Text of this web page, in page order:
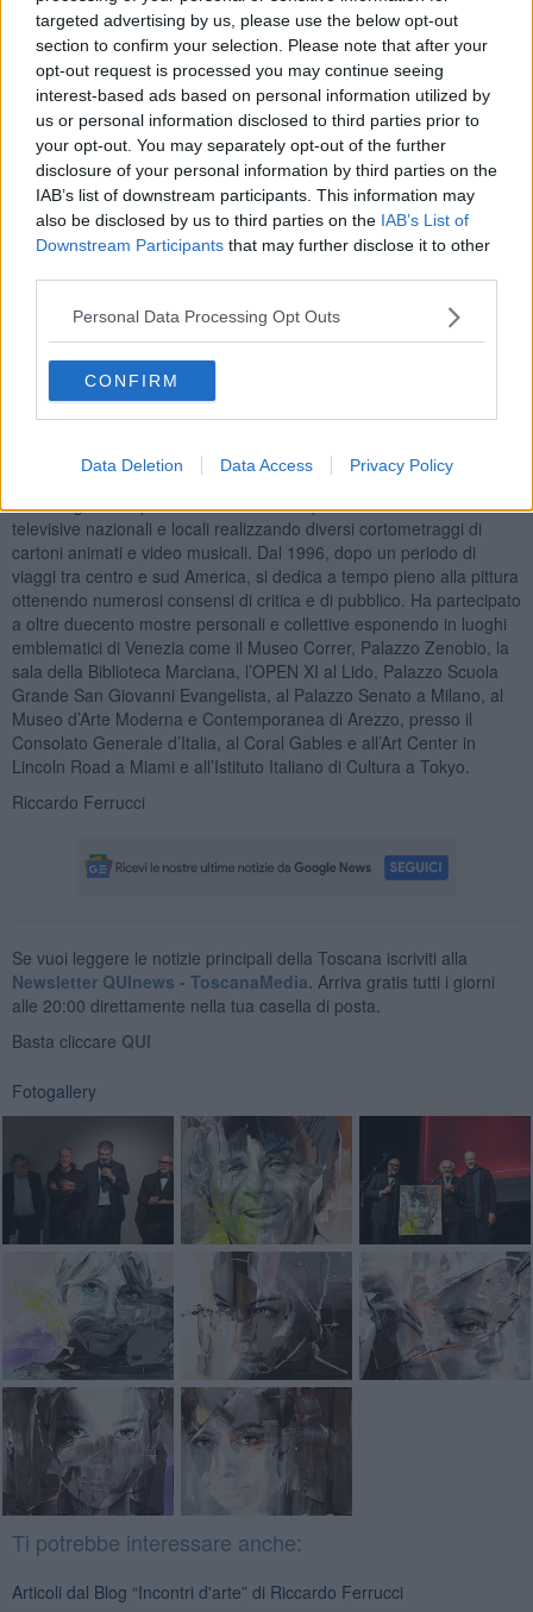
targeted advertising by us, please use the below opt-out
section to confirm your selection. Please note that after your
opt-out request is processed you may continue seeing
interest-based ads based on personal information utilized by
us or personal information disclosed to third parties prior to
your opt-out. You may separately opt-out of the further
disclosure of your personal information by third parties on the
IAB’s list of downstream participants. This information may
also be disclosed by us to third parties on the IAB’s List of
Downstream Participants that may further disclose it to other
Personal Data Processing Opt Outs
CONFIRM
Data Deletion Data Access Privacy Policy
Aspetto centrale nell’arte di Toffoletti è la sua manualità del fare,
come un sapiente artigiano riesce a cogliere tutti gli elementi che gli
offre la tecnica e le novità digitali, e questi vengono uniti ad una
ricerca minuziosa dei dettagli e della composizione, un modo di
procedere che ricorda il lavoro nelle antiche botteghe
rinascimentali. È ancora una volta un futuro che racchiude un cuore
antico e uno sguardo che ricorda il passato e la storia, da qui nasce
l’originalità di un’arte che attraversa più dimensioni strutturali, in
continua evoluzione e maturazione. I suoi quadri a volte hanno
elementi di continuità, ma puntualmente negati in sottili mutamenti
segnici e cromatici. La storia si ripete, ma cambia anche
radicalmente e i cicli pittorici diventano delicate variazioni musicali
di un’unica sinfonia: impronte digitali lasciate crescere su un
terreno infinito di geometria e bellezza.
Pier Toffolettinasce nel 1957 e, seguendo la sua precoce
passione per la pittura, nel 1976 consegue il diploma di maestro in
presso il Liceo artistico di Udine. Nel 1979 apre uno studio
pubblicitario operando come creativo in campagne pubblicitarie e
come regista di spot televisivi e video clip. Collabora con emittenti
televisive nazionali e locali realizzando diversi cortometraggi di
cartoni animati e video musicali. Dal 1996, dopo un periodo di
viaggi tra centro e sud America, si dedica a tempo pieno alla pittura
ottenendo numerosi consensi di critica e di pubblico. Ha partecipato
a oltre duecento mostre personali e collettive esponendo in luoghi
emblematici di Venezia come il Museo Correr, Palazzo Zenobio, la
sala della Biblioteca Marciana, l’OPEN XI al Lido, Palazzo Scuola
Grande San Giovanni Evangelista, al Palazzo Senato a Milano, al
Museo d’Arte Moderna e Contemporanea di Arezzo, presso il
Consolato Generale d’Italia, al Coral Gables e all’Art Center in
Lincoln Road a Miami e all’Istituto Italiano di Cultura a Tokyo.
Riccardo Ferrucci
Se vuoi leggere le notizie principali della Toscana iscriviti alla
Newsletter QUInews - ToscanaMedia. Arriva gratis tutti i giorni
alle 20:00 direttamente nella tua casella di posta.
Basta cliccare QUI
Fotogallery
Ti potrebbe interessare anche:
Articoli dal Blog “Incontri d'arte” di Riccardo Ferrucci